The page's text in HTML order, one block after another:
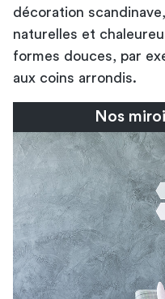
décoration
naturelles et
formes douces, par
aux coins arrondis.
Nos